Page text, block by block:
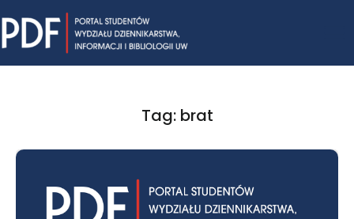
to
content
Tag: brat